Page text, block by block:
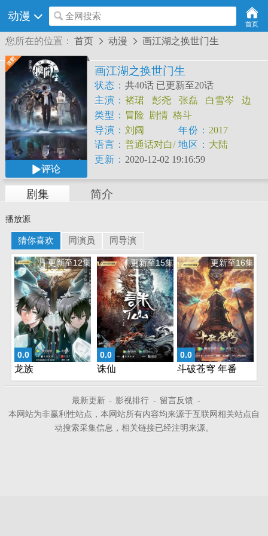
动漫 全网搜索
首页
您所在的位置： 首页  动漫  画江湖之换世门生
评论
画江湖之换世门生
状态： 共40话 已更新至20话
主演： 褚珺 彭尧 张磊 白雪岑
边
江
齐斯伽 赵毅 杨默
阎萌萌
四刀徽章 赵述仁 汤水雨
类型： 冒险 剧情 格斗
导演： 刘阔 年份： 2017
语言： 普通话对白/
中文字幕
地区： 大陆
更新： 2020-12-02 19:16:59
剧集 简介
播放源
猜你喜欢 同演员 同导演
0.0
更新至12集
龙族
0.0
更新至15集
诛仙
0.0
更新至16集
斗破苍穹 年番
最新更新 - 影视排行 - 留言反馈 -
本网站为非赢利性站点，本网站所有内容均来源于互联网相关站点自
动搜索采集信息，相关链接已经注明来源。